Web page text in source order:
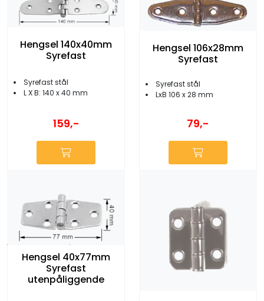
Hengsel 140x40mm
Syrefast
Syrefast stål
L X B: 140 x 40 mm
159,-
Hengsel 106x28mm
Syrefast
Syrefast stål
LxB 106 x 28 mm
79,-
Hengsel 40x77mm
Syrefast
utenpåliggende